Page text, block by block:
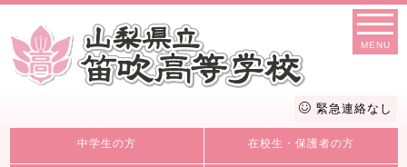
MENU
緊急連絡なし
中学生の方 在校生・保護者の方